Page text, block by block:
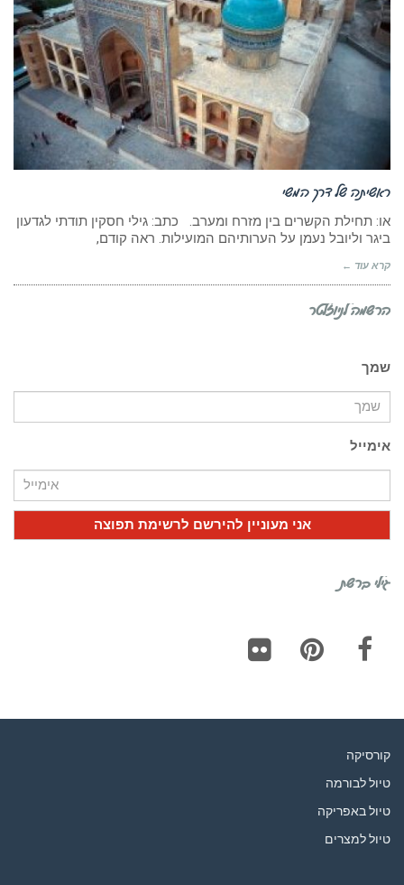
ראשיתה של דרך המשי
או: תחילת הקשרים בין מזרח ומערב. כתב: גילי חסקין תודתי לגדעון
ביגר וליובל נעמן על הערותיהם המועילות. ראה קודם,
קרא עוד ←
הרשמה לניוזלטר
שמך
אימייל
גילי ברשת
קורסיקה
טיול לבורמה
טיול באפריקה
טיול למצרים